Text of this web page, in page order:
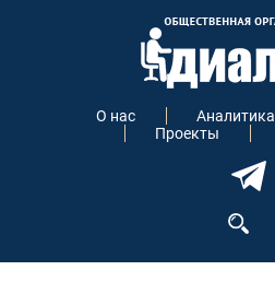
О нас Аналитика
Проекты